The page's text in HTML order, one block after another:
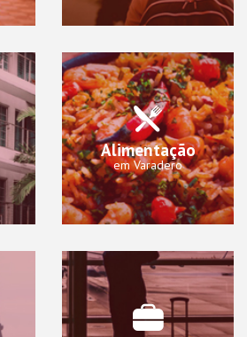
Alimentação
em Varadero